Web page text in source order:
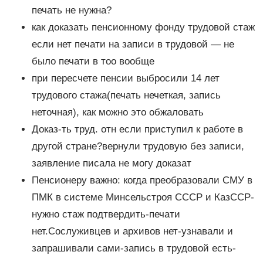
печать не нужна?
как доказать пенсионному фонду трудовой стаж
если нет печати на записи в трудовой — не
было печати в тоо вообще
при пересчете пенсии выбросили 14 лет
трудового стажа(печать нечеткая, запись
неточная), как можно это обжаловать
Доказ-ть труд. отн если приступил к работе в
другой стране?вернули трудовую без записи,
заявление писала не могу доказат
Пенсионеру важно: когда преобразовали СМУ в
ПМК в системе Минсельстроя СССР и КазССР-
нужно стаж подтвердить-печати
нет.Сослуживцев и архивов нет-узнавали и
запрашивали сами-запись в трудовой есть-